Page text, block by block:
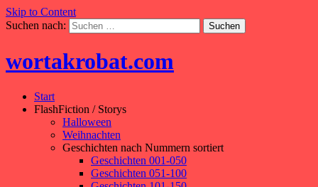
Skip to Content
Suchen nach:
wortakrobat.com
Start
FlashFiction / Storys
Halloween
Weihnachten
Geschichten nach Nummern sortiert
Geschichten 001-050
Geschichten 051-100